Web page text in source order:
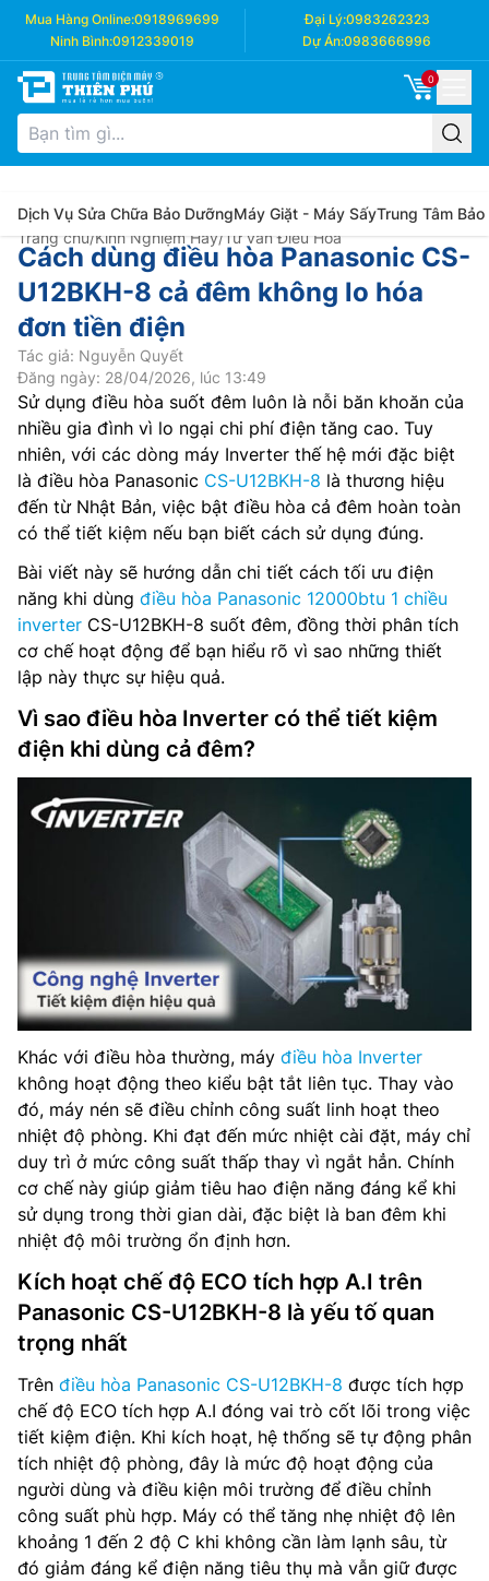
Mua Hàng Online:0918969699 Đại Lý:0983262323
Ninh Bình:0912339019 Dự Án:0983666996
0
Dịch Vụ Sửa Chữa Bảo DưỡngMáy Giặt - Máy SấyTrung Tâm Bảo
Trang chủ/Kinh Nghiệm Hay/Tư vấn Điều Hòa
Cách dùng điều hòa Panasonic CS-
U12BKH-8 cả đêm không lo hóa
đơn tiền điện
Tác giả: Nguyễn Quyết
Đăng ngày: 28/04/2026, lúc 13:49
Sử dụng điều hòa suốt đêm luôn là nỗi băn khoăn của
nhiều gia đình vì lo ngại chi phí điện tăng cao. Tuy
nhiên, với các dòng máy Inverter thế hệ mới đặc biệt
là điều hòa Panasonic CS-U12BKH-8 là thương hiệu
đến từ Nhật Bản, việc bật điều hòa cả đêm hoàn toàn
có thể tiết kiệm nếu bạn biết cách sử dụng đúng.
Bài viết này sẽ hướng dẫn chi tiết cách tối ưu điện
năng khi dùng điều hòa Panasonic 12000btu 1 chiều
inverter CS-U12BKH-8 suốt đêm, đồng thời phân tích
cơ chế hoạt động để bạn hiểu rõ vì sao những thiết
lập này thực sự hiệu quả.
Vì sao điều hòa Inverter có thể tiết kiệm
điện khi dùng cả đêm?
Khác với điều hòa thường, máy điều hòa Inverter
không hoạt động theo kiểu bật tắt liên tục. Thay vào
đó, máy nén sẽ điều chỉnh công suất linh hoạt theo
nhiệt độ phòng. Khi đạt đến mức nhiệt cài đặt, máy chỉ
duy trì ở mức công suất thấp thay vì ngắt hẳn. Chính
cơ chế này giúp giảm tiêu hao điện năng đáng kể khi
sử dụng trong thời gian dài, đặc biệt là ban đêm khi
nhiệt độ môi trường ổn định hơn.
Kích hoạt chế độ ECO tích hợp A.I trên
Panasonic CS-U12BKH-8 là yếu tố quan
trọng nhất
Trên điều hòa Panasonic CS-U12BKH-8 được tích hợp
chế độ ECO tích hợp A.I đóng vai trò cốt lõi trong việc
tiết kiệm điện. Khi kích hoạt, hệ thống sẽ tự động phân
tích nhiệt độ phòng, đây là mức độ hoạt động của
người dùng và điều kiện môi trường để điều chỉnh
công suất phù hợp. Máy có thể tăng nhẹ nhiệt độ lên
khoảng 1 đến 2 độ C khi không cần làm lạnh sâu, từ
đó giảm đáng kể điện năng tiêu thụ mà vẫn giữ được